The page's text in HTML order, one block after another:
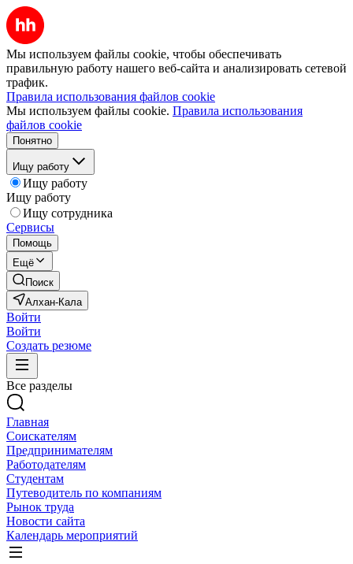
Мы используем файлы cookie, чтобы обеспечивать
правильную работу нашего веб-сайта и анализировать сетевой
трафик.
Правила использования файлов cookie
Мы используем файлы cookie. Правила использования
файлов cookie
Понятно
Ищу работу
Ищу работу
Ищу работу
Ищу сотрудника
Сервисы
Помощь
Ещё
Поиск
Алхан-Кала
Войти
Войти
Создать резюме
Все разделы
Главная
Соискателям
Предпринимателям
Работодателям
Студентам
Путеводитель по компаниям
Рынок труда
Новости сайта
Календарь мероприятий